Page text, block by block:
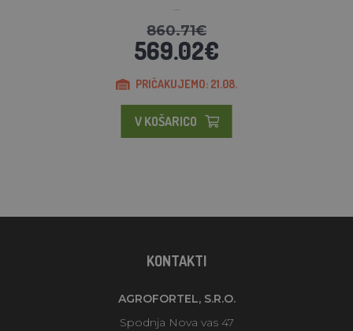
...
860.71€
569.02€
PRIČAKUJEMO: 21.08.
V KOŠARICO
KONTAKTI
AGROFORTEL, S.R.O.
Spodnja Nova vas 47